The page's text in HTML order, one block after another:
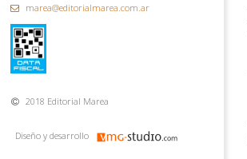
marea@editorialmarea.com.ar
2018 Editorial Marea
Diseño y desarrollo